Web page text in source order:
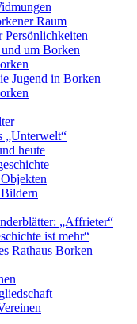
Raum
um Borken
Jugend in Borken
„Unterwelt“
heute
„Affrieter“
ist mehr“
Rathaus Borken